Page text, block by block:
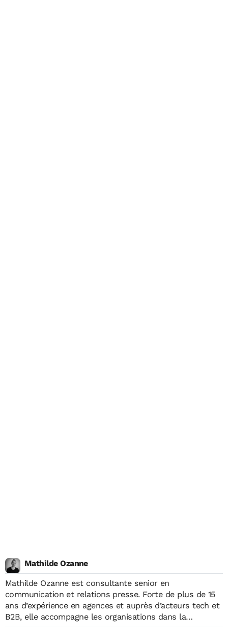
Mathilde Ozanne
Mathilde Ozanne est consultante senior en
communication et relations presse. Forte de plus de 15
ans d’expérience en agences et auprès d’acteurs tech et
B2B, elle accompagne les organisations dans la
structuration de leurs messages, la stratégie éditoriale